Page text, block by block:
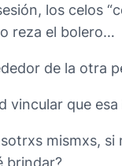
los celos
reza el bolero…
de la otra
vincular que
mismxs,
brindar?